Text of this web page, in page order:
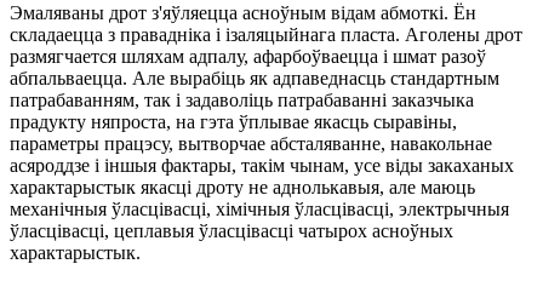
Эмаляваны дрот з'яўляецца асноўным відам абмоткі. Ён
складаецца з правадніка і ізаляцыйнага пласта. Аголены дрот
размягчается шляхам адпалу, афарбоўваецца і шмат разоў
абпальваецца. Але вырабіць як адпаведнасць стандартным
патрабаванням, так і задаволіць патрабаванні заказчыка
прадукту няпроста, на гэта ўплывае якасць сыравіны,
параметры працэсу, вытворчае абсталяванне, навакольнае
асяроддзе і іншыя фактары, такім чынам, усе віды закаханых
характарыстык якасці дроту не аднолькавыя, але маюць
механічныя ўласцівасці, хімічныя ўласцівасці, электрычныя
ўласцівасці, цеплавыя ўласцівасці чатырох асноўных
характарыстык.